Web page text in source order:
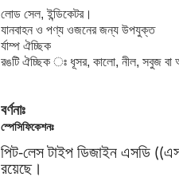
লোড সেল, ইন্ডিকেটর।
যানবাহন ও পণ্য ওজনের জন্য উপযুক্ত
র্যাম্প ঐচ্ছিক
রঙটি ঐচ্ছিক ঃ ধূসর, কালো, নীল, সবুজ বা
বর্ণনাঃ
স্পেসিফিকেশনঃ
পিট-লেস টাইপ ডিজাইন এসডি
রয়েছে।